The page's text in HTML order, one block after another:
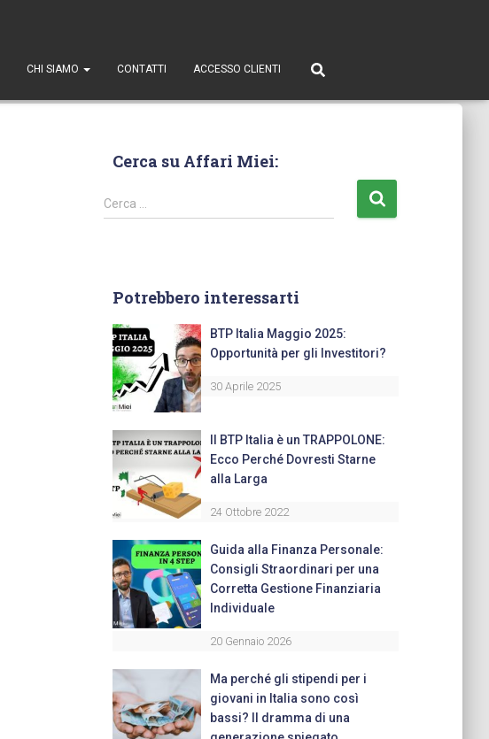
CHI SIAMO CONTATTI ACCESSO CLIENTI
Cerca su Affari Miei:
Cerca …
Potrebbero interessarti
BTP Italia Maggio 2025:
Opportunità per gli Investitori?
30 Aprile 2025
Il BTP Italia è un TRAPPOLONE:
Ecco Perché Dovresti Starne
alla Larga
24 Ottobre 2022
Guida alla Finanza Personale:
Consigli Straordinari per una
Corretta Gestione Finanziaria
Individuale
20 Gennaio 2026
Ma perché gli stipendi per i
giovani in Italia sono così
bassi? Il dramma di una